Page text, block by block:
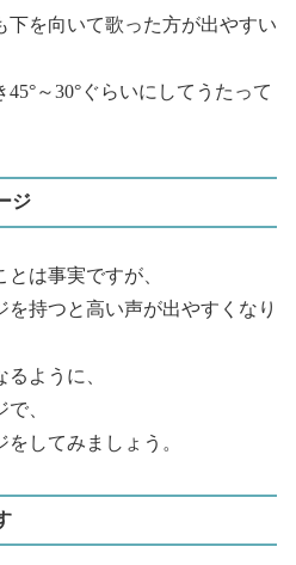
下を向いて歌った方が出やすい
～30°ぐらいにしてうたって
ジ
は事実ですが、
持つと高い声が出やすくなり
るように、
、
してみましょう。